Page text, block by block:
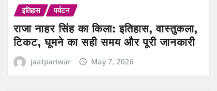
इतिहास पर्यटन
राजा नाहर सिंह का किला: इतिहास, वास्तुकला,
टिकट, घूमने का सही समय और पूरी जानकारी
jaatpariwar May 7, 2026